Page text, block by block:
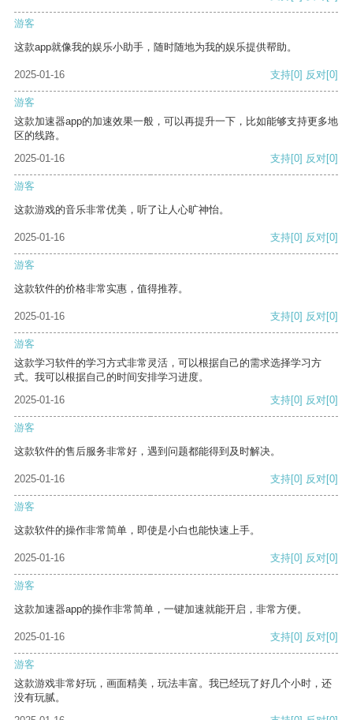
游客
这款app就像我的娱乐小助手，随时随地为我的娱乐提供帮助。
2025-01-16 支持[0] 反对[0]
游客
这款加速器app的加速效果一般，可以再提升一下，比如能够支持更多地
区的线路。
2025-01-16
支持[0] 反对[0]
游客
这款游戏的音乐非常优美，听了让人心旷神怡。
2025-01-16 支持[0] 反对[0]
游客
这款软件的价格非常实惠，值得推荐。
2025-01-16 支持[0] 反对[0]
游客
这款学习软件的学习方式非常灵活，可以根据自己的需求选择学习方
式。我可以根据自己的时间安排学习进度。
2025-01-16
支持[0] 反对[0]
游客
这款软件的售后服务非常好，遇到问题都能得到及时解决。
2025-01-16 支持[0] 反对[0]
游客
这款软件的操作非常简单，即使是小白也能快速上手。
2025-01-16 支持[0] 反对[0]
游客
这款加速器app的操作非常简单，一键加速就能开启，非常方便。
2025-01-16 支持[0] 反对[0]
游客
这款游戏非常好玩，画面精美，玩法丰富。我已经玩了好几个小时，还
没有玩腻。